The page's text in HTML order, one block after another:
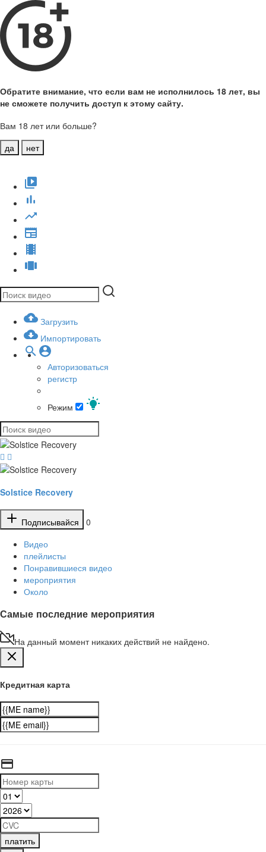
Обратите внимание, что если вам не исполнилось 18 лет, вы
не сможете получить доступ к этому сайту.
Вам 18 лет или больше?
да
нет
Загрузить
Импортировать
Авторизоваться
регистр
Режим
Solstice Recovery
Подписывайся
0
Видео
плейлисты
Понравившиеся видео
мероприятия
Около
Самые последние мероприятия
На данный момент никаких действий не найдено.
Кредитная карта
платить